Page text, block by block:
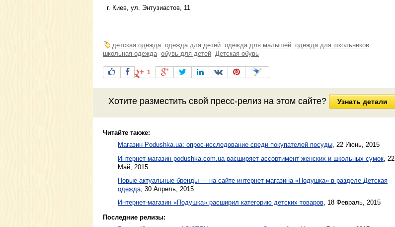
г. Киев, ул. Энтузиастов, 11
детская одежда одежда для детей одежда для малышей одежда для школьников
школьная одежда обувь для детей Детская обувь
1
Хотите разместить свой пресс-релиз на этом сайте? Узнать детали
Читайте также:
Магазин Podushka.ua: опрос-исследование среди покупателей посуды, 22 Июнь, 2015
Интернет-магазин podushka.com.ua расширяет ассортимент женских и школьных сумок 22
Май, 2015
Новые актуальные бренды — на сайте интернет-магазина «Подушка» в разделе Детская
одежда 30 Апрель, 2015
Интернет-магазин «Подушка» расширил категорию детских товаров 18 Февраль, 2015
Последние релизы: